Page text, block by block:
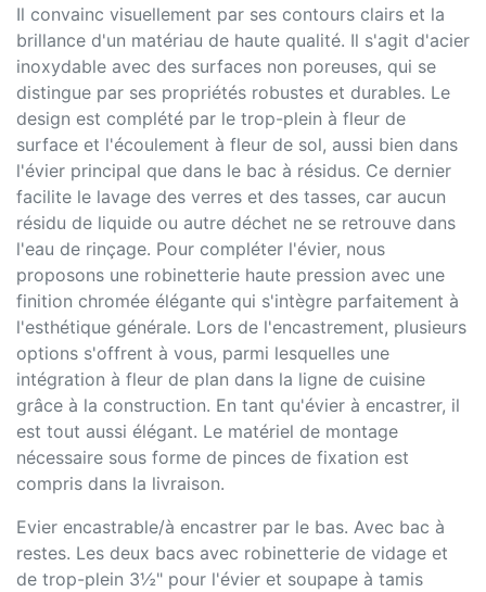
Il convainc visuellement par ses contours clairs et la
brillance d'un matériau de haute qualité. Il s'agit d'acier
inoxydable avec des surfaces non poreuses, qui se
distingue par ses propriétés robustes et durables. Le
design est complété par le trop-plein à fleur de
surface et l'écoulement à fleur de sol, aussi bien dans
l'évier principal que dans le bac à résidus. Ce dernier
facilite le lavage des verres et des tasses, car aucun
résidu de liquide ou autre déchet ne se retrouve dans
l'eau de rinçage. Pour compléter l'évier, nous
proposons une robinetterie haute pression avec une
finition chromée élégante qui s'intègre parfaitement à
l'esthétique générale. Lors de l'encastrement, plusieurs
options s'offrent à vous, parmi lesquelles une
intégration à fleur de plan dans la ligne de cuisine
grâce à la construction. En tant qu'évier à encastrer, il
est tout aussi élégant. Le matériel de montage
nécessaire sous forme de pinces de fixation est
compris dans la livraison.
Evier encastrable/à encastrer par le bas. Avec bac à
restes. Les deux bacs avec robinetterie de vidage et
de trop-plein 3½" pour l'évier et soupape à tamis